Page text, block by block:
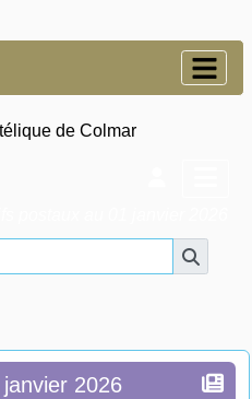
2026